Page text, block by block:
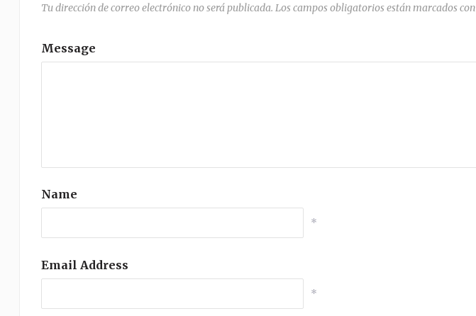
Tu dirección de correo electrónico no será publicada. Los campos obligatorios están marcados con
Message
Name
*
Email Address
*